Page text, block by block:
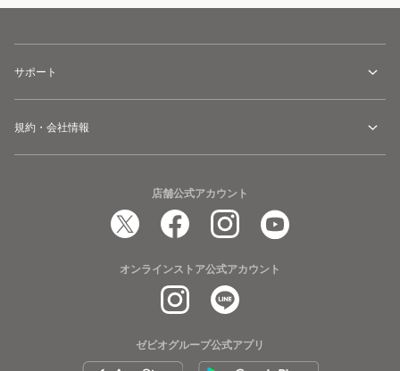
サポート
規約・会社情報
店舗公式アカウント
オンラインストア公式アカウント
ゼビオグループ公式アプリ